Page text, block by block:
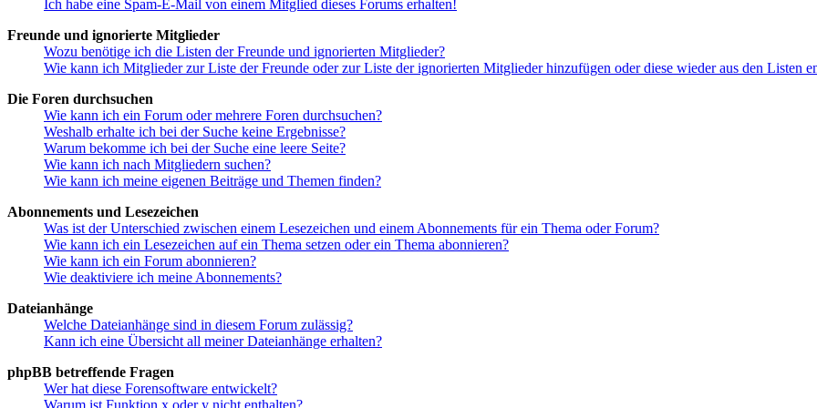
Ich habe eine Spam-E-Mail von einem Mitglied dieses Forums erhalten!
Freunde und ignorierte Mitglieder
Wozu benötige ich die Listen der Freunde und ignorierten Mitglieder?
Wie kann ich Mitglieder zur Liste der Freunde oder zur Liste der ignorierten Mitglieder hinzufügen oder diese wieder aus den Listen
Die Foren durchsuchen
Wie kann ich ein Forum oder mehrere Foren durchsuchen?
Weshalb erhalte ich bei der Suche keine Ergebnisse?
Warum bekomme ich bei der Suche eine leere Seite?
Wie kann ich nach Mitgliedern suchen?
Wie kann ich meine eigenen Beiträge und Themen finden?
Abonnements und Lesezeichen
Was ist der Unterschied zwischen einem Lesezeichen und einem Abonnements für ein Thema oder Forum?
Wie kann ich ein Lesezeichen auf ein Thema setzen oder ein Thema abonnieren?
Wie kann ich ein Forum abonnieren?
Wie deaktiviere ich meine Abonnements?
Dateianhänge
Welche Dateianhänge sind in diesem Forum zulässig?
Kann ich eine Übersicht all meiner Dateianhänge erhalten?
phpBB betreffende Fragen
Wer hat diese Forensoftware entwickelt?
Warum ist Funktion x oder y nicht enthalten?